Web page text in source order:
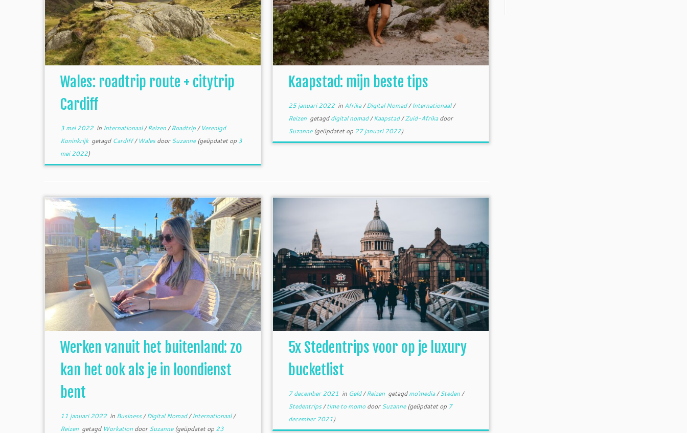
Wales: roadtrip route + citytrip
Cardiff
3 mei 2022in Internationaal/Reizen/Roadtrip/ Verenigd
Koninkrijk getagd Cardiff/ WalesdoorSuzanne(geüpdatet op 3
mei 2022)
Kaapstad: mijn beste tips
25 januari 2022in Afrika/Digital Nomad/Internationaal/
Reizen getagddigital nomad/Kaapstad/Zuid-Afrikadoor
Suzanne(geüpdatet op 27 januari 2022)
Werken vanuit het buitenland: zo
kan het ook als je in loondienst
bent
11 januari 2022in Business/Digital Nomad/Internationaal/
Reizen getagd Workation doorSuzanne(geüpdatet op 23
5x Stedentrips voor op je luxury
bucketlist
7 december 2021 in Geld/Reizen getagdmo'media/Steden/
Stedentrips/time to momodoorSuzanne(geüpdatet op 7
december 2021)